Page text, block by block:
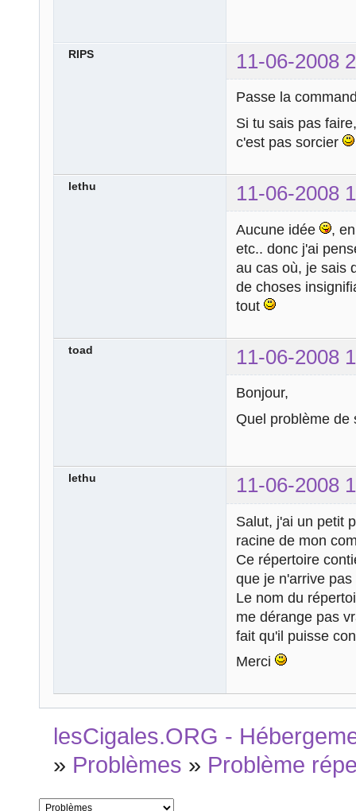
RIPS 11-06-2008
Passe la
Si tu sais pas
c'est pas sorcier
lethu 11-06-2008
Aucune idée
,
etc.. donc j'ai
au cas où, je sais
de choses
tout
toad 11-06-2008
Bonjour,
Quel problème
lethu 11-06-2008
Salut, j'ai un petit
racine de mon
Ce répertoire
que je n'arrive
Le nom du
me dérange pas
fait qu'il puisse
Merci
lesCigales.ORG -
» Problèmes » Problème